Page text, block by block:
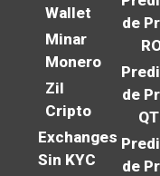
Wallet
Minar
Monero
Zil
Cripto
Exchanges
Sin KYC
de
de
de